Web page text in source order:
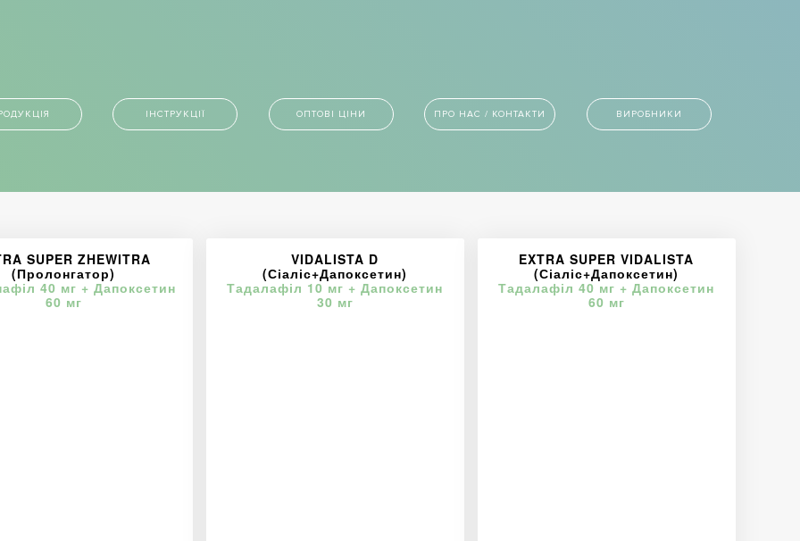
ІНСТРУКЦІЇ ОПТОВІ ЦІНИ ПРО НАС / КОНТАКТИ ВИРОБНИКИ
SUPER ZHEWITRA
(Пролонгатор)
40 мг + Дапоксетин
60 мг
VIDALISTA D
(Сіаліс+Дапоксетин)
Тадалафіл 10 мг + Дапоксетин
30 мг
EXTRA SUPER VIDALISTA
(Сіаліс+Дапоксетин)
Тадалафіл 40 мг + Дапоксетин
60 мг